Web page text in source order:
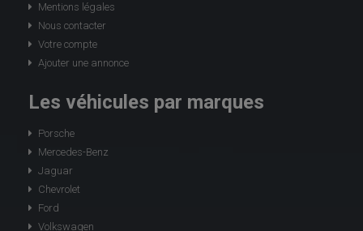
Mentions légales
Nous contacter
Votre compte
Ajouter une annonce
Les véhicules par marques
Porsche
Mercedes-Benz
Jaguar
Chevrolet
Ford
Volkswagen